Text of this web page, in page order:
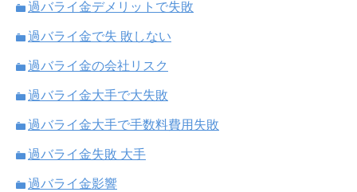
過バライ金デメリットで失敗
過バライ金で失 敗しない
過バライ金の会社リスク
過バライ金大手で大失敗
過バライ金大手で手数料費用失敗
過バライ金失敗 大手
過バライ金影響